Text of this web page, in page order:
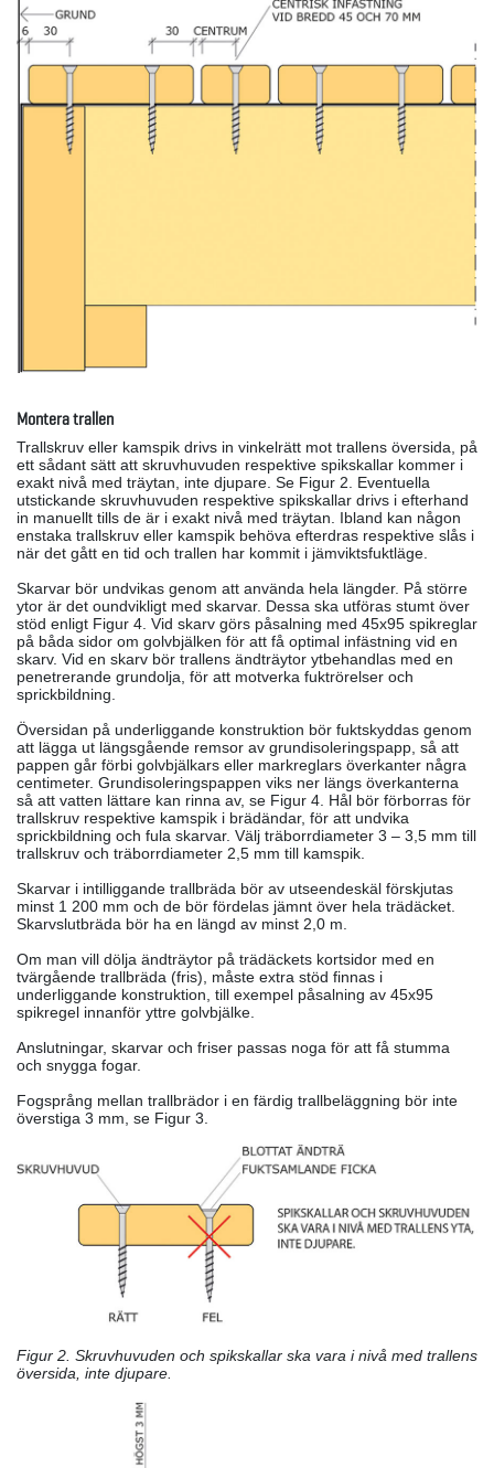
Montera trallen
Trallskruv eller kamspik drivs in vinkelrätt mot trallens översida, på
ett sådant sätt att skruvhuvuden respektive spikskallar kommer i
exakt nivå med träytan, inte djupare. Se Figur 2. Eventuella
utstickande skruvhuvuden respektive spikskallar drivs i efterhand
in manuellt tills de är i exakt nivå med träytan. Ibland kan någon
enstaka trallskruv eller kamspik behöva efterdras respektive slås i
när det gått en tid och trallen har kommit i jämviktsfuktläge.
Skarvar bör undvikas genom att använda hela längder. På större
ytor är det oundvikligt med skarvar. Dessa ska utföras stumt över
stöd enligt Figur 4. Vid skarv görs påsalning med 45x95 spikreglar
på båda sidor om golvbjälken för att få optimal infästning vid en
skarv. Vid en skarv bör trallens ändträytor ytbehandlas med en
penetrerande grundolja, för att motverka fuktrörelser och
sprickbildning.
Översidan på underliggande konstruktion bör fuktskyddas genom
att lägga ut längsgående remsor av grundisoleringspapp, så att
pappen går förbi golvbjälkars eller markreglars överkanter några
centimeter. Grundisoleringspappen viks ner längs överkanterna
så att vatten lättare kan rinna av, se Figur 4. Hål bör förborras för
trallskruv respektive kamspik i brädändar, för att undvika
sprickbildning och fula skarvar. Välj träborrdiameter 3 – 3,5 mm till
trallskruv och träborrdiameter 2,5 mm till kamspik.
Skarvar i intilliggande trallbräda bör av utseendeskäl förskjutas
minst 1 200 mm och de bör fördelas jämnt över hela trädäcket.
Skarvslutbräda bör ha en längd av minst 2,0 m.
Om man vill dölja ändträytor på trädäckets kortsidor med en
tvärgående trallbräda (fris), måste extra stöd finnas i
underliggande konstruktion, till exempel påsalning av 45x95
spikregel innanför yttre golvbjälke.
Anslutningar, skarvar och friser passas noga för att få stumma
och snygga fogar.
Fogsprång mellan trallbrädor i en färdig trallbeläggning bör inte
överstiga 3 mm, se Figur 3.
Figur 2. Skruvhuvuden och spikskallar ska vara i nivå med trallens
översida, inte djupare.